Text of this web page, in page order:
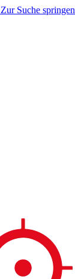
Zur Suche springen